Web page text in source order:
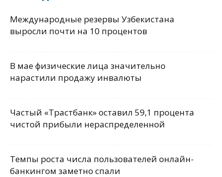
Международные резервы Узбекистана
выросли почти на 10 процентов
В мае физические лица значительно
нарастили продажу инвалюты
Частый «Трастбанк» оставил 59,1 процента
чистой прибыли нераспределенной
Темпы роста числа пользователей онлайн-
банкингом заметно спали